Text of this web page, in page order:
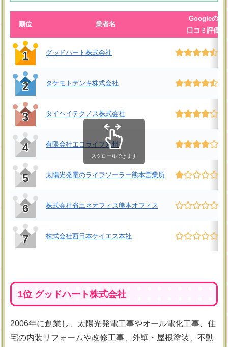
順位 業者名
Googleの
口コミ評価
1 グッドハート株式会社
2 タケモトデンキ株式会社
3 タイヘイテクノス株式会社
4 有限会社エコライフ九州
5 太陽光発電のライフソーラー熊本営業所
6 株式会社省エネオフィス熊本オフィス
7 株式会社西日本ケイエス本社
スクロールできます
1位 グッドハート株式会社
2006年に創業し、太陽光発電工事やオール電化工事、住
宅の内装リフォームや改修工事、外壁・屋根塗装、不動